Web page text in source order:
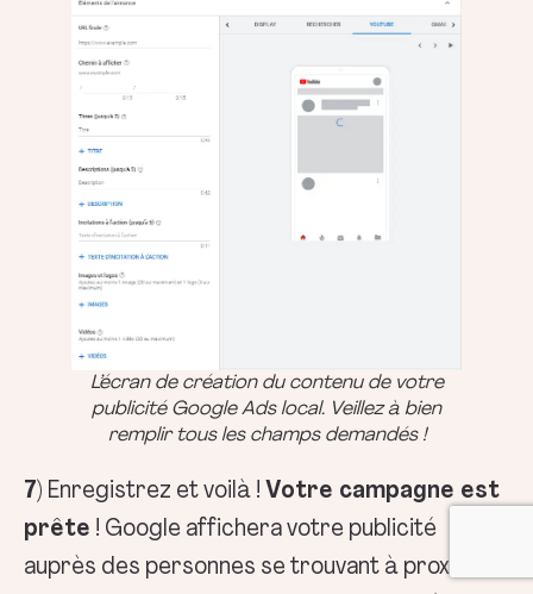
L’écran de création du contenu de votre
publicité Google Ads local. Veillez à bien
remplir tous les champs demandés !
7) Enregistrez et voilà ! Votre campagne est
prête ! Google affichera votre publicité
auprès des personnes se trouvant à proximité